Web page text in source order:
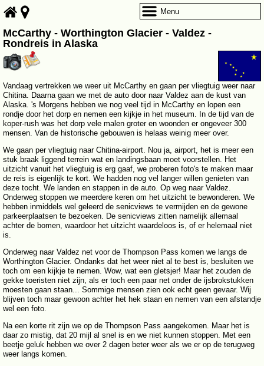
McCarthy - Worthington Glacier - Valdez -
Rondreis in Alaska
Vandaag vertrekken we weer uit McCarthy en gaan per vliegtuig weer naar
Chitina. Daarna gaan we met de auto door naar Valdez aan de kust van
Alaska. 's Morgens hebben we nog veel tijd in McCarthy en lopen een
rondje door het dorp en nemen een kijkje in het museum. In de tijd van de
koper-rush was het dorp vele malen groter en woonden er ongeveer 300
mensen. Van de historische gebouwen is helaas weinig meer over.
We gaan per vliegtuig naar Chitina-airport. Nou ja, airport, het is meer een
stuk braak liggend terrein wat en landingsbaan moet voorstellen. Het
uitzicht vanuit het vliegtuig is erg gaaf, we proberen foto's te maken maar
de reis is eigenlijk te kort. We hadden nog vel langer willen genieten van
deze tocht. We landen en stappen in de auto. Op weg naar Valdez.
Onderweg stoppen we meerdere keren om het uitzicht te bewonderen. We
hebben inmiddels wel geleerd de senicviews te vermijden en de gewone
parkeerplaatsen te bezoeken. De senicviews zitten namelijk allemaal
achter de bomen, waardoor het uitzicht waardeloos is, of er helemaal niet
is.
Onderweg naar Valdez net voor de Thompson Pass komen we langs de
Worthington Glacier. Ondanks dat het weer niet al te best is, besluiten we
toch om een kijkje te nemen. Wow, wat een gletsjer! Maar het zouden de
gekke toeristen niet zijn, als er toch een paar net onder de ijsbrokstukken
moesten gaan staan... Sommige mensen zien ook echt geen gevaar. Wij
blijven toch maar gewoon achter het hek staan en nemen van een afstandje
wel een foto.
Na een korte rit zijn we op de Thompson Pass aangekomen. Maar het is
daar zo mistig, dat 20 mijl al snel is en we niet kunnen stoppen. Met een
beetje geluk hebben we over 2 dagen beter weer als we er op de terugweg
weer langs komen.
Menu